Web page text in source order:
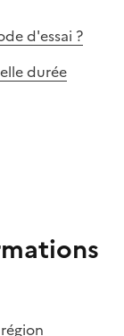
d'essai ?
durée